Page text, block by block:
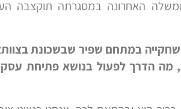
האחרונה במסגרתה תוקצבה
במתחם שפיר שבשכונת
מה הדרך לפעול בנושא פתיחת